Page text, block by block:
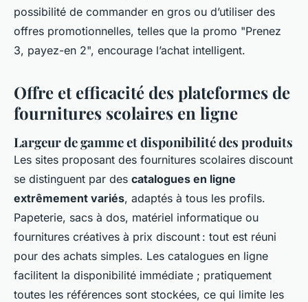
possibilité de commander en gros ou d’utiliser des
offres promotionnelles, telles que la promo "Prenez
3, payez-en 2", encourage l’achat intelligent.
Offre et efficacité des plateformes de
fournitures scolaires en ligne
Largeur de gamme et disponibilité des produits
Les sites proposant des fournitures scolaires discount
se distinguent par des catalogues en ligne
extrêmement variés, adaptés à tous les profils.
Papeterie, sacs à dos, matériel informatique ou
fournitures créatives à prix discount : tout est réuni
pour des achats simples. Les catalogues en ligne
facilitent la disponibilité immédiate ; pratiquement
toutes les références sont stockées, ce qui limite les